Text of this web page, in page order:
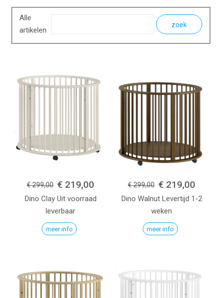
Alle
artikelen
zoek
€ 299,00 € 219,00
Dino Clay Uit voorraad
leverbaar
meer info
€ 299,00 € 219,00
Dino Walnut Levertijd 1-2
weken
meer info